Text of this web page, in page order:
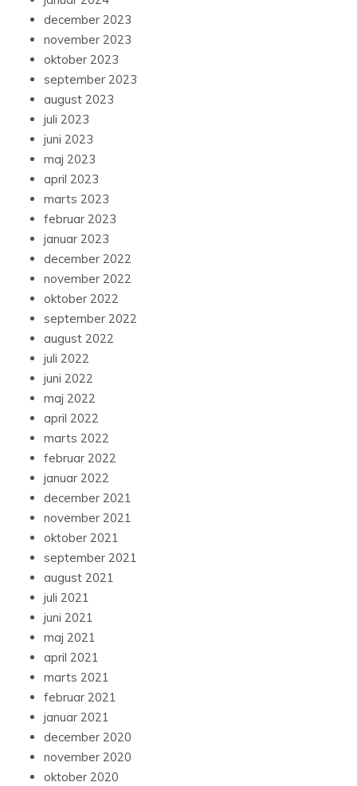
december 2023
november 2023
oktober 2023
september 2023
august 2023
juli 2023
juni 2023
maj 2023
april 2023
marts 2023
februar 2023
januar 2023
december 2022
november 2022
oktober 2022
september 2022
august 2022
juli 2022
juni 2022
maj 2022
april 2022
marts 2022
februar 2022
januar 2022
december 2021
november 2021
oktober 2021
september 2021
august 2021
juli 2021
juni 2021
maj 2021
april 2021
marts 2021
februar 2021
januar 2021
december 2020
november 2020
oktober 2020